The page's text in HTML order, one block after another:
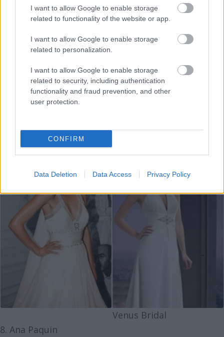
I want to allow Google to enable storage
related to functionality of the website or app.
I want to allow Google to enable storage
related to personalization.
I want to allow Google to enable storage
related to security, including authentication
functionality and fraud prevention, and other
user protection.
CONFIRM
Data Deletion Data Access Privacy Policy
Vezi și
Tendințele anului 2024 în materie de
bijuterii pentru mireasă
Ce fel de mireasă vei fi în 2024 funcție
de zodie
Top 5 zodii care se stresează din orice.
Nu știu să trăiască relaxat!
Venus Bridal
8. Ana Paquin